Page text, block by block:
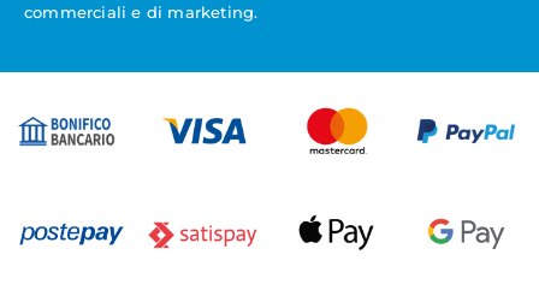
commerciali e di marketing.